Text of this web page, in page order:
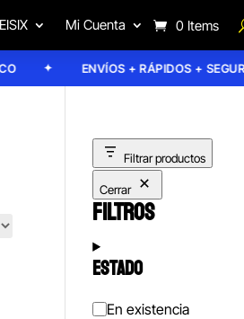
Mi Cuenta 0 Items
ENVÍOS + RÁPIDOS + SEGUROS
Filtrar productos
Cerrar
FILTROS
ESTADO
Estado
En existencia